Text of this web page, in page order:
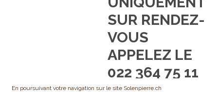
SUR RENDEZ-
VOUS
APPELEZ LE
022 364 75 11
En poursuivant votre navigation sur le site Solenpierre.ch